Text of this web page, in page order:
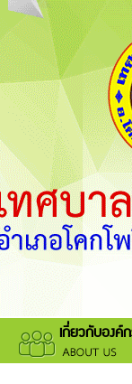
เกี่ยวกับองค์